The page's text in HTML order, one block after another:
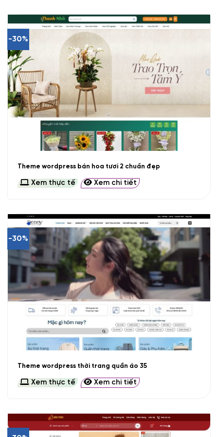
-30%
Theme wordpress bán hoa tươi 2 chuẩn đẹp
Xem thực tế Xem chi tiết
-30%
Theme wordpress thời trang quần áo 35
Xem thực tế Xem chi tiết